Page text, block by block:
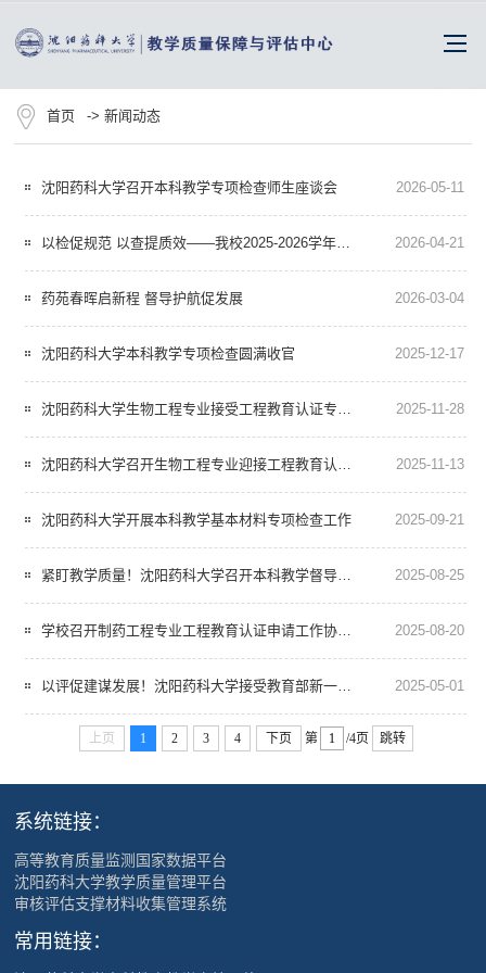
首页 ->新闻动态
2026-05-11
沈阳药科大学召开本科教学专项检查师生座谈会
2026-04-21
以检促规范 以查提质效——我校2025-2026学年下学期本科教学基本材料专项检查圆满结束
2026-03-04
药苑春晖启新程 督导护航促发展
2025-12-17
沈阳药科大学本科教学专项检查圆满收官
2025-11-28
沈阳药科大学生物工程专业接受工程教育认证专家组现场考查
2025-11-13
沈阳药科大学召开生物工程专业迎接工程教育认证现场考查工作启动会
2025-09-21
沈阳药科大学开展本科教学基本材料专项检查工作
2025-08-25
紧盯教学质量！沈阳药科大学召开本科教学督导工作会议
2025-08-20
学校召开制药工程专业工程教育认证申请工作协调会
2025-05-01
以评促建谋发展！沈阳药科大学接受教育部新一轮本科教育教学审核评估
上页 1 2 3 4 下页 第 /4页 跳转
系统链接：
高等教育质量监测国家数据平台
沈阳药科大学教学质量管理平台
审核评估支撑材料收集管理系统
常用链接：